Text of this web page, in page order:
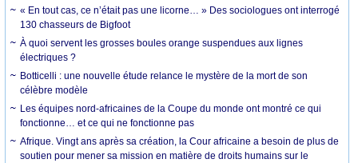
« En tout cas, ce n’était pas une licorne… » Des sociologues ont interrogé
130 chasseurs de Bigfoot
À quoi servent les grosses boules orange suspendues aux lignes
électriques ?
Botticelli : une nouvelle étude relance le mystère de la mort de son
célèbre modèle
Les équipes nord-africaines de la Coupe du monde ont montré ce qui
fonctionne… et ce qui ne fonctionne pas
Afrique. Vingt ans après sa création, la Cour africaine a besoin de plus de
soutien pour mener sa mission en matière de droits humains sur le